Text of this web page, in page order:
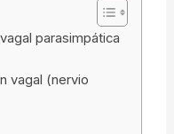
parasimpática
vagal (nervio